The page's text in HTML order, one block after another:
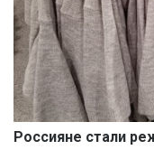
Россияне стали